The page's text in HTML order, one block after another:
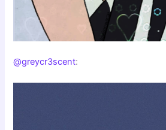
@greycr3scent: